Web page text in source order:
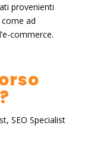
provenienti
come ad
commerce.
SEO Specialist